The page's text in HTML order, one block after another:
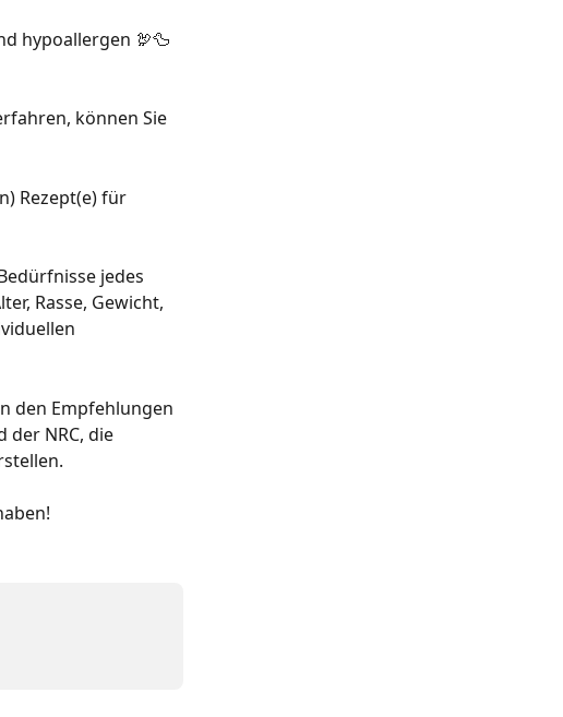
hypoallergen 🦃🦆
können Sie
Rezept(e) für
jedes
Rasse, Gewicht,
den Empfehlungen
der NRC, die